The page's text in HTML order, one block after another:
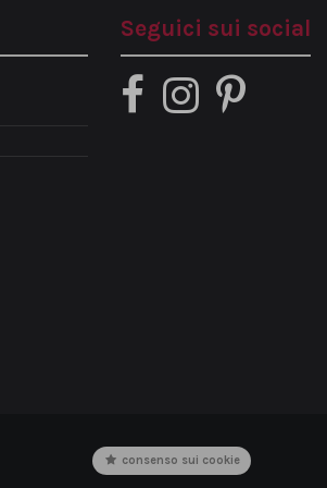
Seguici sui social
consenso sui cookie